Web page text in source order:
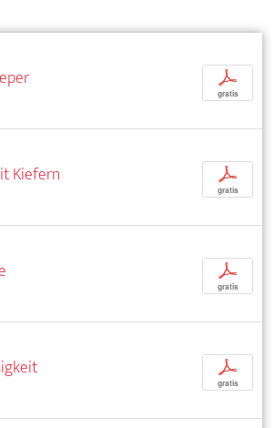
p
gratis
Kiefern
p
gratis
p
gratis
p
gratis